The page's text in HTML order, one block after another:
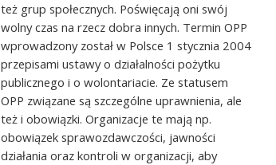
też grup społecznych. Poświęcają oni swój
wolny czas na rzecz dobra innych. Termin OPP
wprowadzony został w Polsce 1 stycznia 2004
przepisami ustawy o działalności pożytku
publicznego i o wolontariacie. Ze statusem
OPP związane są szczególne uprawnienia, ale
też i obowiązki. Organizacje te mają np.
obowiązek sprawozdawczości, jawności
działania oraz kontroli w organizacji, aby